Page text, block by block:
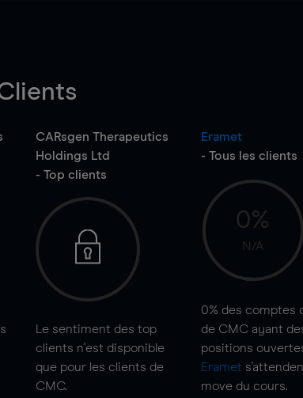
CARsgen Therapeutics
Holdings Ltd
- Top clients
Le sentiment des top
clients n'est disponible
que pour les clients de
CMC.
Eramet
- Tous les clients
0%
N/A
0% des comptes
de CMC ayant
positions
Eramet
move du cours.